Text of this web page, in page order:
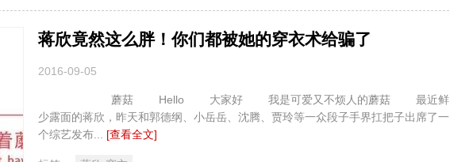
蒋欣竟然这么胖！你们都被她的穿衣术给骗了
2016-09-05
蘑菇 Hello 大家好 我是可爱又不烦人的蘑菇 最近鲜
少露面的蒋欣，昨天和郭德纲、小岳岳、沈腾、贾玲等一众段子手界扛把子出席了一
个综艺发布... [查看全文]